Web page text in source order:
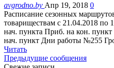
avgrodno.by Апр 19, 2018 0
Расписание сезонных
товариществам с 21.04.2018
нач. пункта Приб. на кон.
нач. пункт Дни работы №255
Читать
Предыдущие сообщения